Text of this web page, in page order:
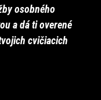
osobného
a dá ti overené
cvičiacich